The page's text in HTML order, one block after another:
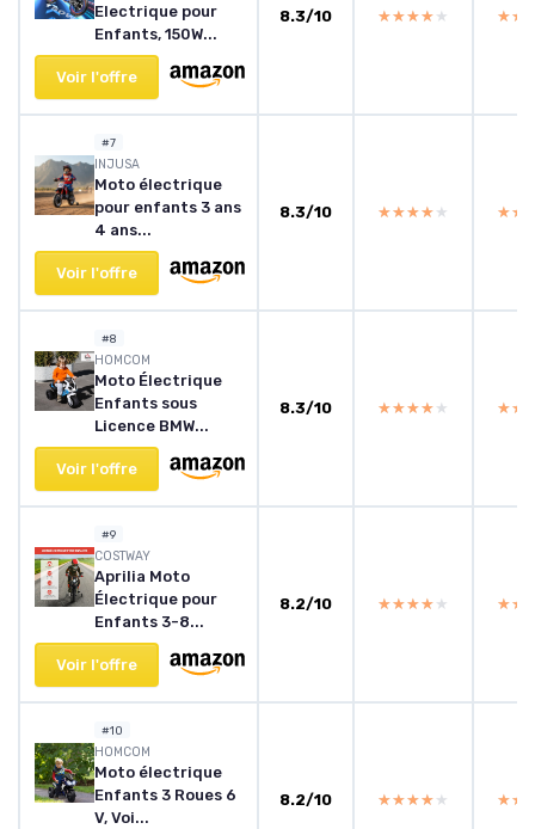
Electrique pour
Enfants, 150W...
Voir l'offre
8.3/10 ★★★★★
★★★★★
#7
INJUSA
Moto électrique
pour enfants 3 ans
4 ans...
Voir l'offre
8.3/10 ★★★★★
★★★★★
#8
HOMCOM
Moto Électrique
Enfants sous
Licence BMW...
Voir l'offre
8.3/10 ★★★★★
★★★★★
#9
COSTWAY
Aprilia Moto
Électrique pour
Enfants 3-8...
Voir l'offre
8.2/10 ★★★★★
★★★★★
#10
HOMCOM
Moto électrique
Enfants 3 Roues 6
V, Voi...
8.2/10 ★★★★★
★★★★★